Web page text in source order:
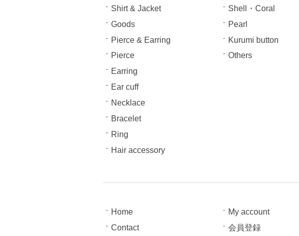
Shirt & Jacket
Goods
Pierce & Earring
Pierce
Earring
Ear cuff
Necklace
Bracelet
Ring
Hair accessory
Shell・Coral
Pearl
Kurumi button
Others
Home
Contact
My account
会員登録